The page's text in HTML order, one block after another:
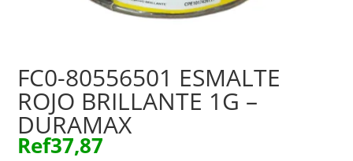
FC0-80556501 ESMALTE
ROJO BRILLANTE 1G –
DURAMAX
Ref37,87